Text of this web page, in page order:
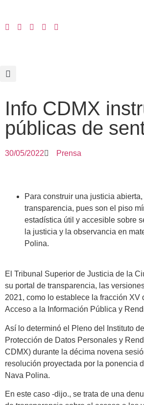
Info CDMX
públicas de
30/05/2022 Prensa
Para construir una justicia
transparencia, pues son el piso
estadística útil y accesible sobre
la justicia y la observancia en
Polina.
El Tribunal Superior de Justicia de la
su portal de transparencia, las
2021, como lo establece la fracción
Acceso a la Información Pública y
Así lo determinó el Pleno del Instituto
Protección de Datos Personales y
CDMX) durante la décima novena
resolución proyectada por la ponencia
Nava Polina.
En este caso -dijo., se trata de una